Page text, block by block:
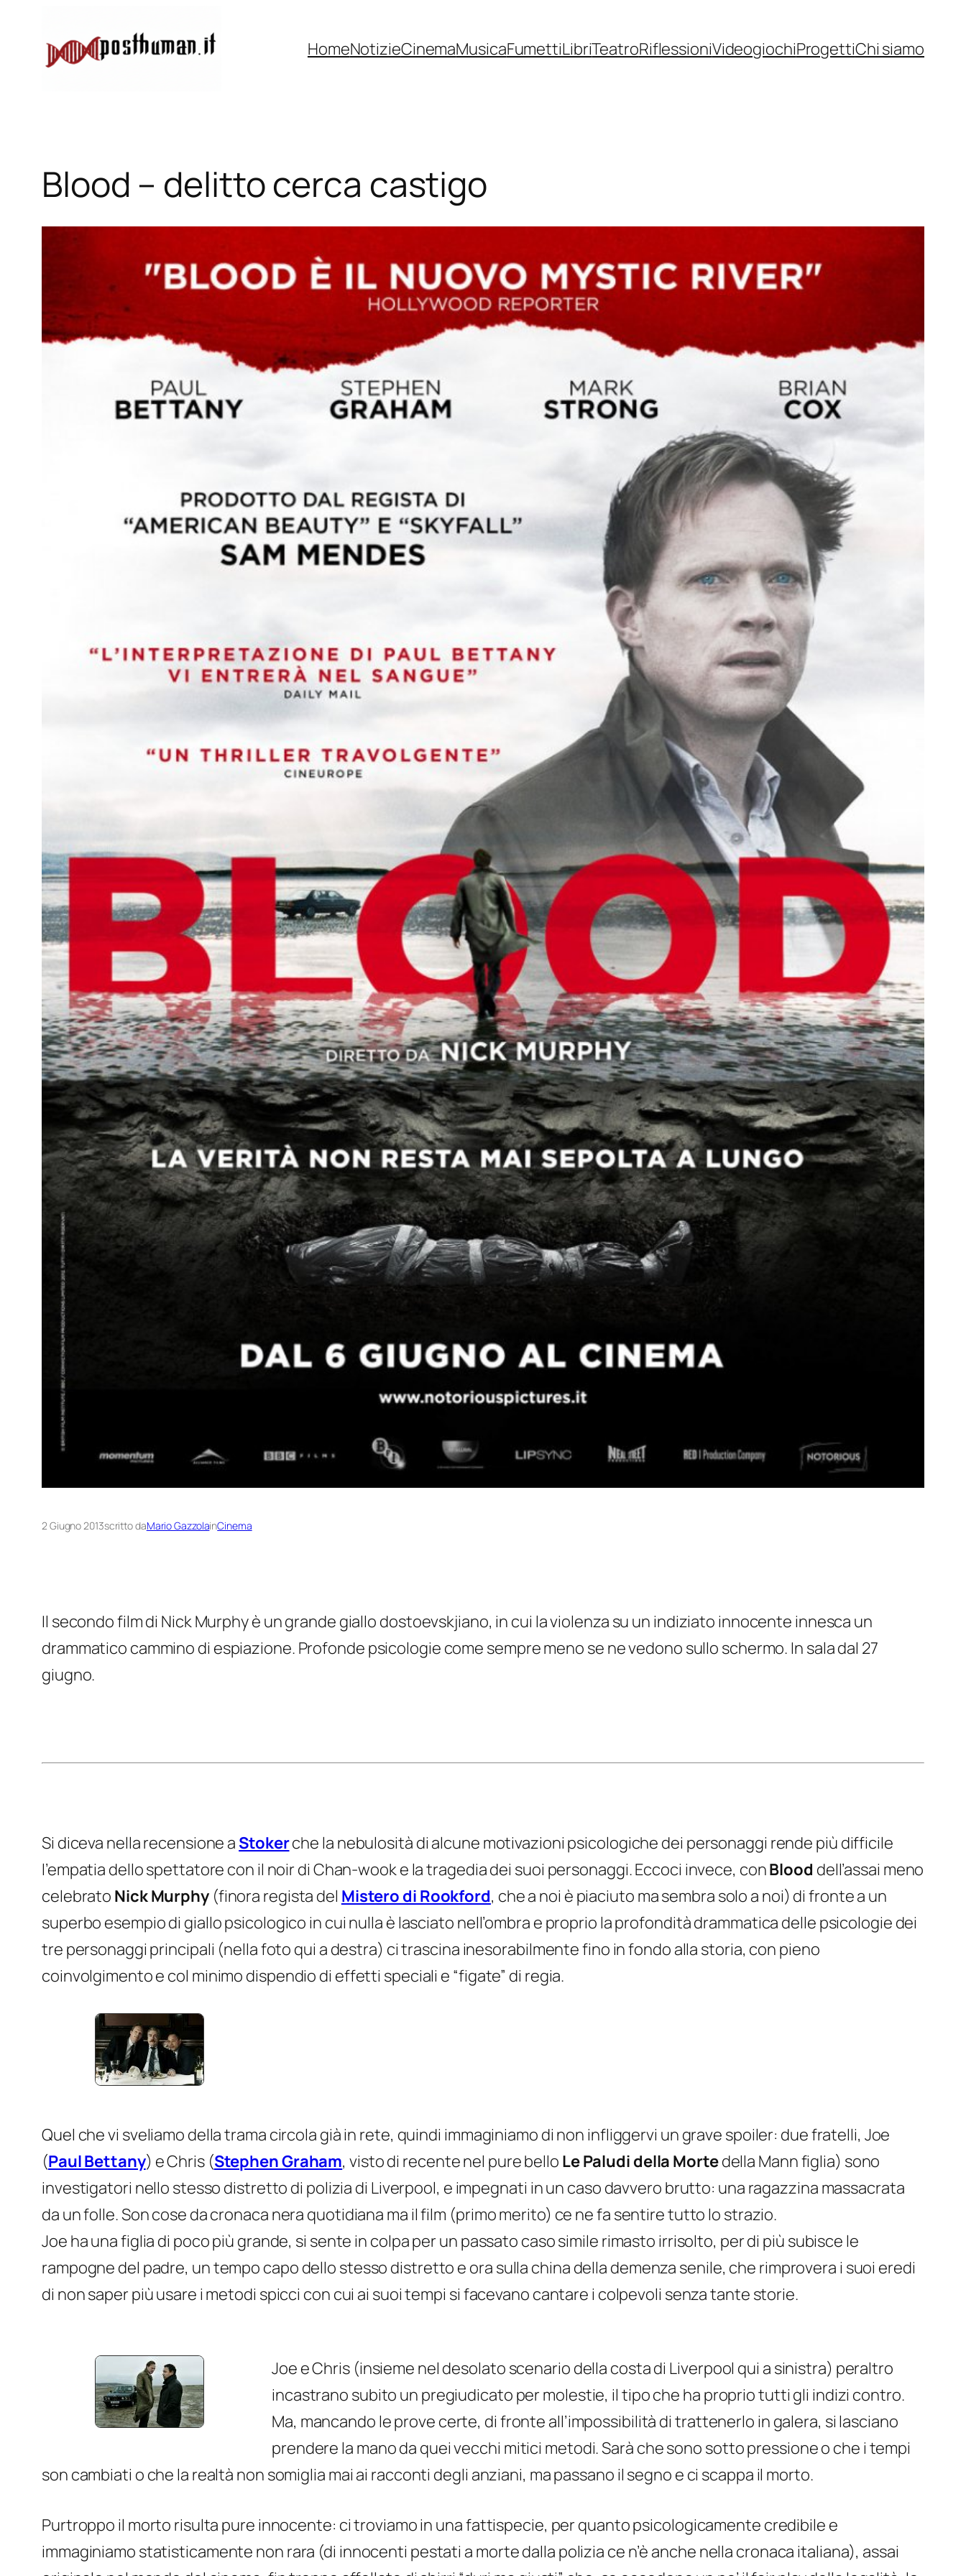
contenuto
HomeNotizieCinemaMusicaFumettiLibriTeatroRiflessioniVideogiochiProgettiChi siamo
Blood – delitto cerca castigo
2 Giugno 2013scritto daMario GazzolainCinema
Il secondo film di Nick Murphy è un grande giallo dostoevskjiano, in cui la violenza su un indiziato innocente innesca un
drammatico cammino di espiazione. Profonde psicologie come sempre meno se ne vedono sullo schermo. In sala dal 27
giugno.
Si diceva nella recensione a Stokerche la nebulosità di alcune motivazioni psicologiche dei personaggi rende più difficile
l’empatia dello spettatore con il noir di Chan-wook e la tragedia dei suoi personaggi. Eccoci invece, conBlood dell’assai meno
celebrato Nick Murphy(finora regista del Mistero di Rookford, che a noi è piaciuto ma sembra solo a noi) di fronte a un
superbo esempio di giallo psicologico in cui nulla è lasciato nell’ombra e proprio la profondità drammatica delle psicologie dei
tre personaggi principali (nella foto qui a destra) ci trascina inesorabilmente fino in fondo alla storia, con pieno
coinvolgimento e col minimo dispendio di effetti speciali e “figate” di regia.
Quel che vi sveliamo della trama circola già in rete, quindi immaginiamo di non infliggervi un grave spoiler: due fratelli, Joe
(Paul Bettany) e Chris (Stephen Graham, visto di recente nel pure bello Le Paludi della Mortedella Mann figlia) sono
investigatori nello stesso distretto di polizia di Liverpool, e impegnati in un caso davvero brutto: una ragazzina massacrata
da un folle. Son cose da cronaca nera quotidiana ma il film (primo merito) ce ne fa sentire tutto lo strazio.
Joe ha una figlia di poco più grande, si sente in colpa per un passato caso simile rimasto irrisolto, per di più subisce le
rampogne del padre, un tempo capo dello stesso distretto e ora sulla china della demenza senile, che rimprovera i suoi eredi
di non saper più usare i metodi spicci con cui ai suoi tempi si facevano cantare i colpevoli senza tante storie.
Joe e Chris (insieme nel desolato scenario della costa di Liverpool qui a sinistra) peraltro
incastrano subito un pregiudicato per molestie, il tipo che ha proprio tutti gli indizi contro.
Ma, mancando le prove certe, di fronte all’impossibilità di trattenerlo in galera, si lasciano
prendere la mano da quei vecchi mitici metodi. Sarà che sono sotto pressione o che i tempi
son cambiati o che la realtà non somiglia mai ai racconti degli anziani, ma passano il segno e ci scappa il morto.
Purtroppo il morto risulta pure innocente: ci troviamo in una fattispecie, per quanto psicologicamente credibile e
immaginiamo statisticamente non rara (di innocenti pestati a morte dalla polizia ce n’è anche nella cronaca italiana), assai